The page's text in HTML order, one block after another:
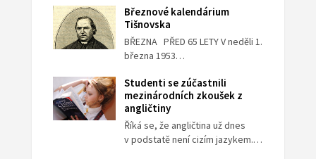
Březnové kalendárium
Tišnovska
BŘEZNA PŘED 65 LETY V neděli 1.
března 1953…
Studenti se zúčastnili
mezinárodních zkoušek z
angličtiny
Říká se, že angličtina už dnes
v podstatě není cizím jazykem.…